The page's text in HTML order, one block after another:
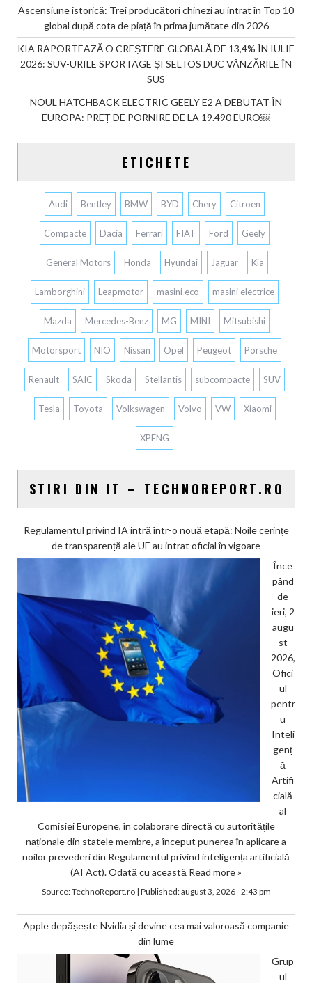
Ascensiune istorică: Trei producători chinezi au intrat în Top 10
global după cota de piață în prima jumătate din 2026
KIA RAPORTEAZĂ O CREȘTERE GLOBALĂ DE 13,4% ÎN IULIE
2026: SUV-URILE SPORTAGE ȘI SELTOS DUC VÂNZĂRILE ÎN
SUS
NOUL HATCHBACK ELECTRIC GEELY E2 A DEBUTAT ÎN
EUROPA: PREȚ DE PORNIRE DE LA 19.490 EURO￼
ETICHETE
Audi Bentley BMW BYD Chery Citroen
Compacte Dacia Ferrari FIAT Ford Geely
General Motors Honda Hyundai Jaguar Kia
Lamborghini Leapmotor masini eco masini electrice
Mazda Mercedes-Benz MG MINI Mitsubishi
Motorsport NIO Nissan Opel Peugeot Porsche
Renault SAIC Skoda Stellantis subcompacte SUV
Tesla Toyota Volkswagen Volvo VW Xiaomi
XPENG
STIRI DIN IT – TECHNOREPORT.RO
Regulamentul privind IA intră într-o nouă etapă: Noile cerințe
de transparență ale UE au intrat oficial în vigoare
Înce
pând
de
ieri, 2
augu
st
2026,
Ofici
ul
pentr
u
Inteli
genț
ă
Artifi
cială
al
Comisiei Europene, în colaborare directă cu autoritățile
naționale din statele membre, a început punerea în aplicare a
noilor prevederi din Regulamentul privind inteligența artificială
(AI Act). Odată cu această Read more »
Source:TechnoReport.ro| Published:august 3, 2026 - 2:43 pm
Apple depășește Nvidia și devine cea mai valoroasă companie
din lume
Grup
ul